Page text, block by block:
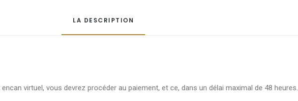
quantité
LA DESCRIPTION
virtuel, vous devrez procéder au paiement, et ce, dans un délai maximal de 48 heures.